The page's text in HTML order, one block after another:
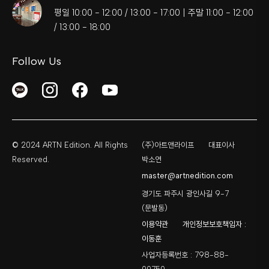
평일 10:00 - 12:00 / 13:00 - 17:00 | 주말 11:00 - 12:00
/ 13:00 - 18:00
Follow Us
© 2024 ARTN Edition. All Rights
Reserved.
(주)아트앤라이프
대표이사
박소연
master@artnedition.com
경기도 파주시 광인사길 9-7
(문발동)
이용약관
개인정보보호책임자 :
이동훈
사업자등록번호 : 798-88-